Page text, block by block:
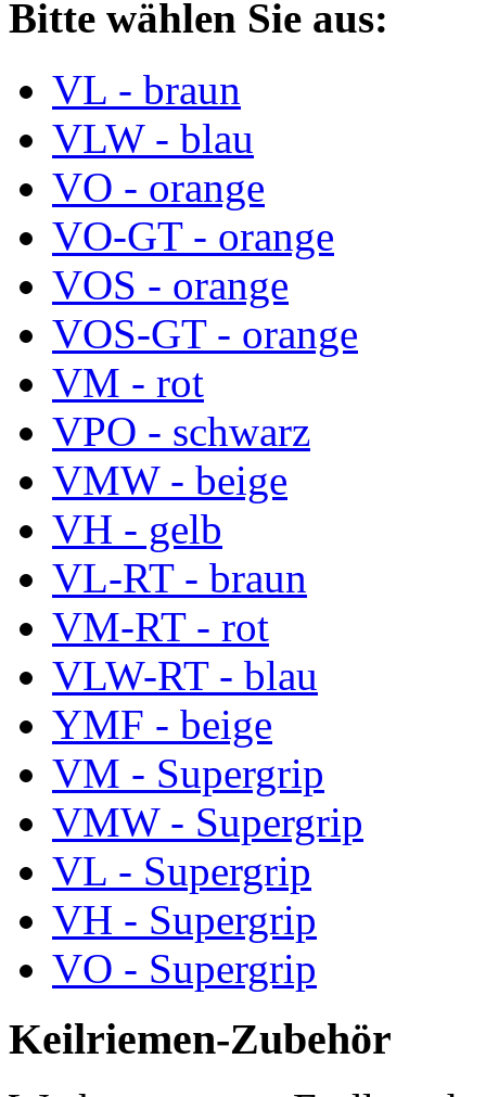
Bitte wählen Sie aus:
VL - braun
VLW - blau
VO - orange
VO-GT - orange
VOS - orange
VOS-GT - orange
VM - rot
VPO - schwarz
VMW - beige
VH - gelb
VL-RT - braun
VM-RT - rot
VLW-RT - blau
YMF - beige
VM - Supergrip
VMW - Supergrip
VL - Supergrip
VH - Supergrip
VO - Supergrip
Keilriemen-Zubehör